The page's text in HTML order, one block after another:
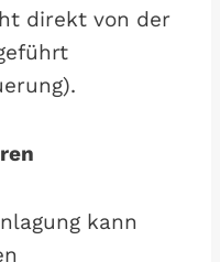
direkt von der
kann